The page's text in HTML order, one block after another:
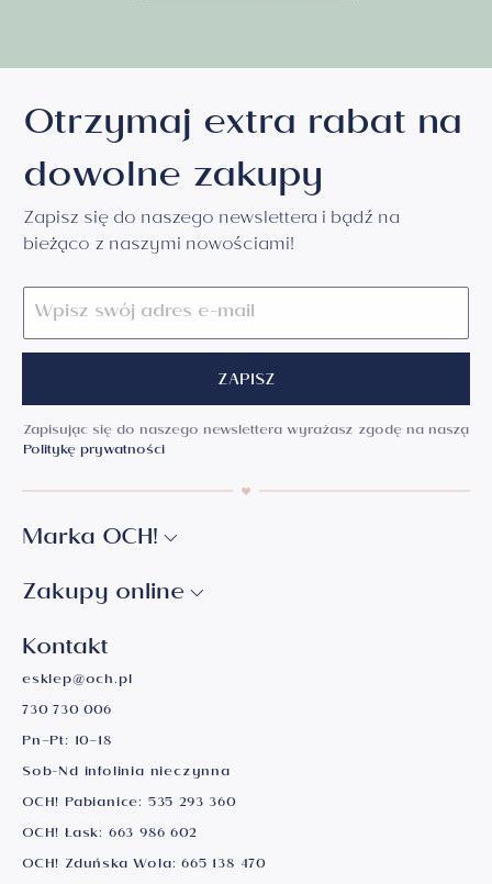
Otrzymaj extra rabat na
dowolne zakupy
Zapisz się do naszego newslettera i bądź na
bieżąco z naszymi nowościami!
ZAPISZ
Zapisując się do naszego newslettera wyrażasz zgodę na naszą
Politykę prywatności
Marka OCH!
Zakupy online
Kontakt
esklep@och.pl
730 730 006
Pn–Pt: 10–18
Sob-Nd infolinia nieczynna
OCH! Pabianice: 535 293 360
OCH! Łask: 663 986 602
OCH! Zduńska Wola:665 138 470